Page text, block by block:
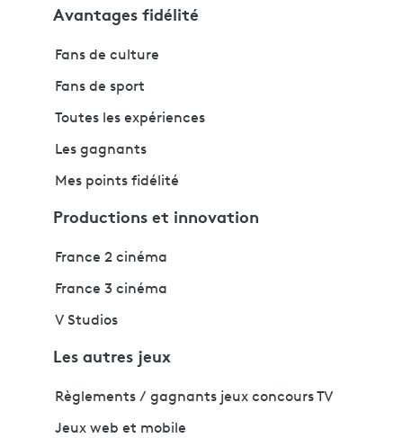
Avantages fidélité
Fans de culture
Fans de sport
Toutes les expériences
Les gagnants
Mes points fidélité
Productions et innovation
France 2 cinéma
France 3 cinéma
V Studios
Les autres jeux
Règlements / gagnants jeux concours TV
Jeux web et mobile